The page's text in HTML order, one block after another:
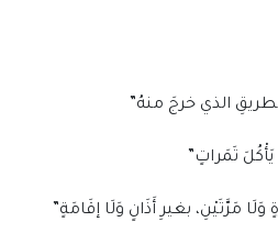
الذي خرجَ منهُ”
تَمَراتٍ”
مَرَّتَيْنِ، بغيرِ أَذَانٍ وَلَا إقَامَةٍ”